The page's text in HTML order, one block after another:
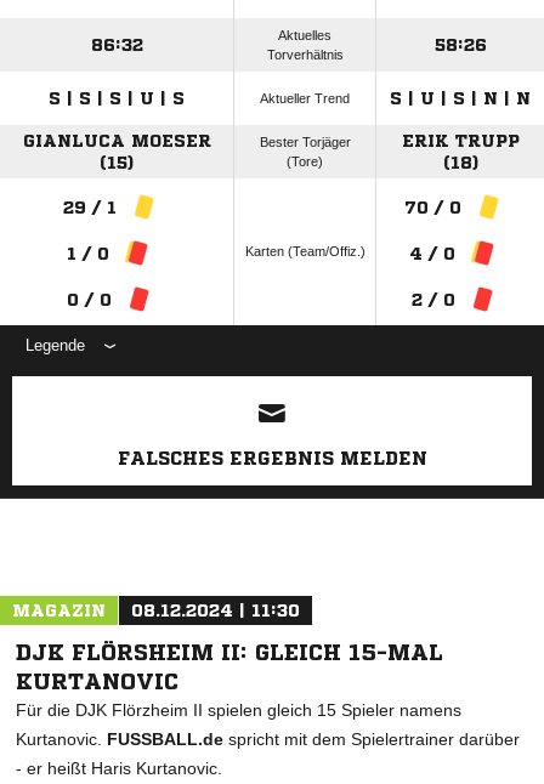
86:32
Aktuelles
Torverhältnis
58:26
S | S | S | U | S Aktueller Trend S | U | S | N | N
GIANLUCA MOESER
(15)
Bester Torjäger
(Tore)
ERIK TRUPP
(18)
29 / 1
1 / 0
0 / 0
Karten (Team/Offiz.)
70 / 0
4 / 0
2 / 0
Legende
ANZEIGE
FALSCHES ERGEBNIS MELDEN
MAGAZIN 08.12.2024 | 11:30
DJK FLÖRSHEIM II: GLEICH 15-MAL
KURTANOVIC
Für die DJK Flörzheim II spielen gleich 15 Spieler namens
Kurtanovic. FUSSBALL.de spricht mit dem Spielertrainer darüber
- er heißt Haris Kurtanovic.